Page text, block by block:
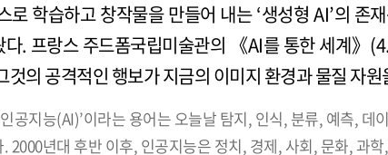
로 학습하고 창작물을 만들어 내는 ‘생성형 AI’의 존
다. 프랑스 주드폼국립미술관의 《AI를 통한 세계》
것의 공격적인 행보가 지금의 이미지 환경과 물질 자
공지능(AI)’이라는 용어는 오늘날 탐지, 인식, 분류, 예측,
2000년대 후반 이후, 인공지능은 정치, 경제, 사회, 문화, 과